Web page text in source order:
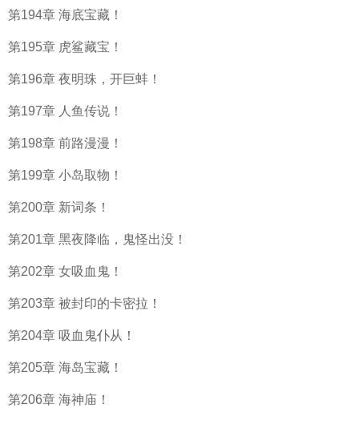
第194章 海底宝藏！
第195章 虎鲨藏宝！
第196章 夜明珠，开巨蚌！
第197章 人鱼传说！
第198章 前路漫漫！
第199章 小岛取物！
第200章 新词条！
第201章 黑夜降临，鬼怪出没！
第202章 女吸血鬼！
第203章 被封印的卡密拉！
第204章 吸血鬼仆从！
第205章 海岛宝藏！
第206章 海神庙！